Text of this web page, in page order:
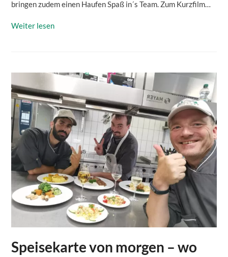
bringen zudem einen Haufen Spaß in´s Team. Zum Kurzfilm…
Weiter lesen
Speisekarte von morgen – wo